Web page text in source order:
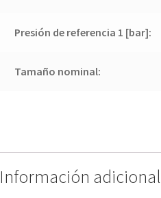
Presión de referencia 1 [bar]:
Tamaño nominal:
Información adicional